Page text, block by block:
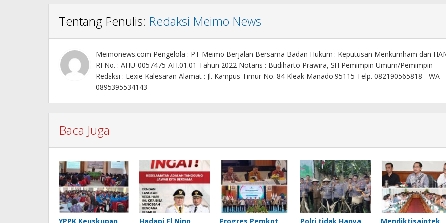
Tentang Penulis: Redaksi Meimo News
Meimonews.com Pengelola : PT Meimo Berjalan Bersama Badan Hukum : Keputusan Menkumham dan
RI No. : AHU-0057475-AH.01.01 Tahun 2022 Notaris : Budiharto Prawira, SH Pemimpin Umum/Pemimpin
Redaksi : Lexie Kalesaran Alamat : Jl. Kampus Timur No. 84 Kleak Manado 95115 Telp. 082190565818 - WA
0895395534143
Baca Juga
YPPK Keuskupan Hadapi El Nino, Progres Pemkot Polri tidak Hanya Mendiktisaintek